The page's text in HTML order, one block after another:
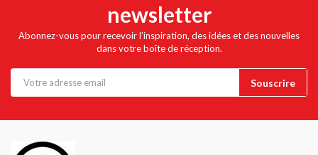
newsletter
Abonnez-vous pour recevoir l'inspiration, des idées et des nouvelles
dans votre boîte de réception.